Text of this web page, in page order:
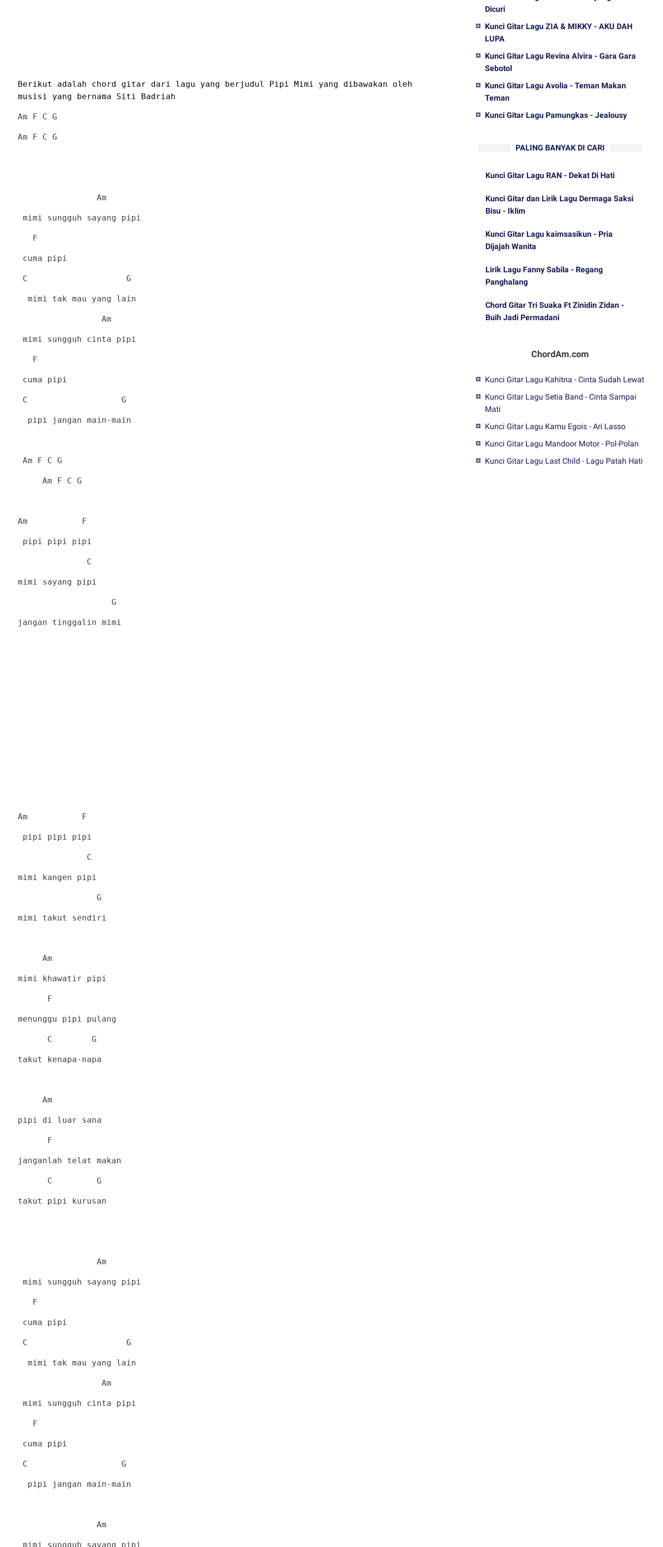
Berikut adalah chord gitar dari lagu yang berjudul Pipi Mimi yang dibawakan oleh
musisi yang bernama Siti Badriah
Am F C G
Am F C G
Am
mimi sungguh sayang pipi
F
cuma pipi
C G
mimi tak mau yang lain
Am
mimi sungguh cinta pipi
F
cuma pipi
C G
pipi jangan main-main
Am F C G
Am F C G
Am F
pipi pipi pipi
C
mimi sayang pipi
G
jangan tinggalin mimi
Am F
pipi pipi pipi
C
mimi kangen pipi
G
mimi takut sendiri
Am
mimi khawatir pipi
F
menunggu pipi pulang
C G
takut kenapa-napa
Am
pipi di luar sana
F
janganlah telat makan
C G
takut pipi kurusan
Am
mimi sungguh sayang pipi
F
cuma pipi
C G
mimi tak mau yang lain
Am
mimi sungguh cinta pipi
F
cuma pipi
C G
pipi jangan main-main
Am
mimi sungguh sayang pipi
Dicuri
Kunci Gitar Lagu ZIA & MIKKY - AKU DAH
LUPA
Kunci Gitar Lagu Revina Alvira - Gara Gara
Sebotol
Kunci Gitar Lagu Avolia - Teman Makan
Teman
Kunci Gitar Lagu Pamungkas - Jealousy
PALING BANYAK DI CARI
Kunci Gitar Lagu RAN - Dekat Di Hati
Kunci Gitar dan Lirik Lagu Dermaga Saksi
Bisu - Iklim
Kunci Gitar Lagu kaimsasikun - Pria
Dijajah Wanita
Lirik Lagu Fanny Sabila - Regang
Panghalang
Chord Gitar Tri Suaka Ft Zinidin Zidan -
Buih Jadi Permadani
ChordAm.com
Kunci Gitar Lagu Kahitna - Cinta Sudah Lewat
Kunci Gitar Lagu Setia Band - Cinta Sampai
Mati
Kunci Gitar Lagu Kamu Egois - Ari Lasso
Kunci Gitar Lagu Mandoor Motor - Pol-Polan
Kunci Gitar Lagu Last Child - Lagu Patah Hati